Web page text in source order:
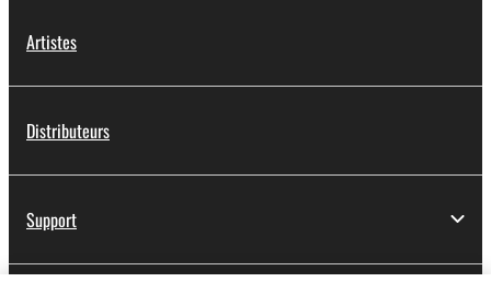
Artistes
Distributeurs
Support